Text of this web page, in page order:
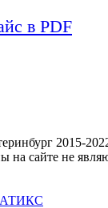
в PDF
2015-
на сайте не
АТИКС